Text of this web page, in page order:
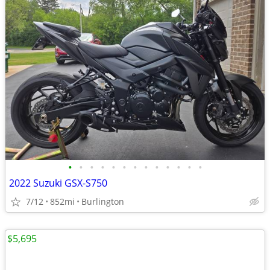
• • • • • • • • • • • • •
2022 Suzuki GSX-S750
7/12 852mi Burlington
$5,695